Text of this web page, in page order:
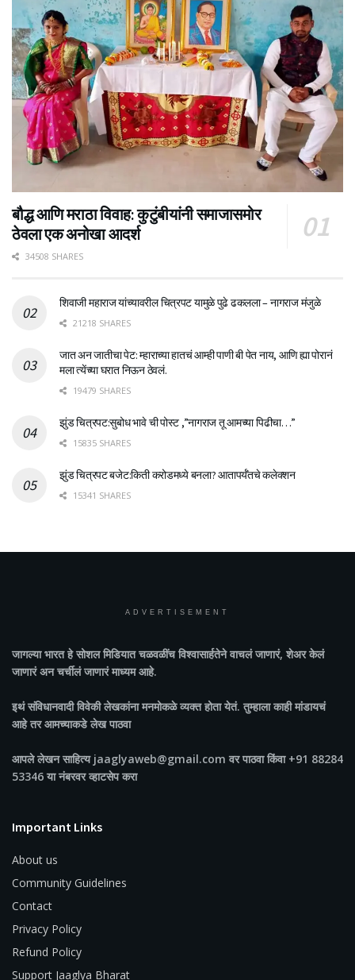
बौद्ध आणि मराठा विवाह: कुटुंबीयांनी समाजासमोर
ठेवला एक अनोखा आदर्श
34508 SHARES
शिवाजी महाराज यांच्यावरील चित्रपट यामुळे पुढे ढकलला – नागराज मंजुळे
21218 SHARES
जात अन जातीचा पेट: म्हाराच्या हातचं आम्ही पाणी बी पेत नाय, आणि ह्या पोरानं
मला त्येंच्या घरात निऊन ठेवलं.
19479 SHARES
झुंड चित्रपट:सुबोध भावे ची पोस्ट ,”नागराज तू आमच्या पिढीचा…”
15835 SHARES
झुंड चित्रपट बजेट:किती करोडमध्ये बनला? आतापर्यँतचे कलेक्शन
15341 SHARES
ADVERTISEMENT
जागल्या भारतहे सोशल मिडियात चळवळींच विश्वासार्हतेने वाचलं जाणारं, शेअर केलं
जाणारं अन चर्चीलं जाणारं माध्यम आहे.
इथं संविधानवादी विवेकी लेखकांना मनमोकळे व्यक्त होता येतं. तुम्हाला काही मांडायचं
आहे तर आमच्याकडे लेख पाठवा
आपले लेखन साहित्य jaaglyaweb@gmail.com वर पाठवा किंवा +91 88284
53346 या नंबरवर व्हाटसेप करा
Important Links
About us
Community Guidelines
Contact
Privacy Policy
Refund Policy
Support Jaaglya Bharat